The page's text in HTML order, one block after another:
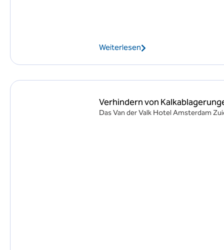
Weiterlesen
Verhindern von
Das Van der Valk Hotel Amsterdam